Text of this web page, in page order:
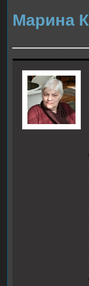
Марина